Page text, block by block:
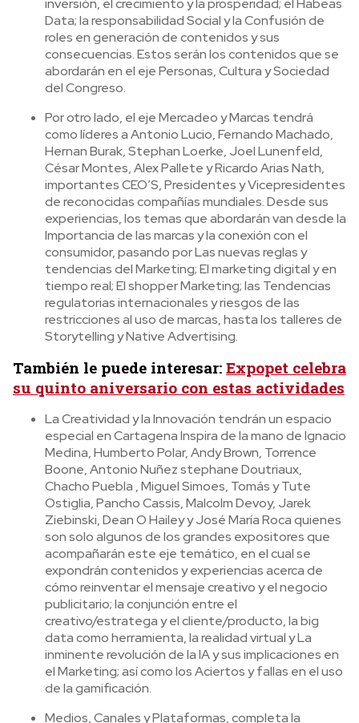
inversión, el crecimiento y la prosperidad; el Habeas
Data; la responsabilidad Social y la Confusión de
roles en generación de contenidos y sus
consecuencias. Estos serán los contenidos que se
abordarán en el eje Personas, Cultura y Sociedad
del Congreso.
Por otro lado, el eje Mercadeo y Marcas tendrá
como líderes a Antonio Lucio, Fernando Machado,
Hernan Burak, Stephan Loerke, Joel Lunenfeld,
César Montes, Alex Pallete y Ricardo Arias Nath,
importantes CEO’S, Presidentes y Vicepresidentes
de reconocidas compañías mundiales. Desde sus
experiencias, los temas que abordarán van desde la
Importancia de las marcas y la conexión con el
consumidor, pasando por Las nuevas reglas y
tendencias del Marketing; El marketing digital y en
tiempo real; El shopper Marketing; las Tendencias
regulatorias internacionales y riesgos de las
restricciones al uso de marcas, hasta los talleres de
Storytelling y Native Advertising.
También le puede interesar: Expopet celebra
su quinto aniversario con estas actividades
La Creatividad y la Innovación tendrán un espacio
especial en Cartagena Inspira de la mano de Ignacio
Medina, Humberto Polar, Andy Brown, Torrence
Boone, Antonio Nuñez stephane Doutriaux,
Chacho Puebla , Miguel Simoes, Tomás y Tute
Ostiglia, Pancho Cassis, Malcolm Devoy, Jarek
Ziebinski, Dean O Hailey y José María Roca quienes
son solo algunos de los grandes expositores que
acompañarán este eje temático, en el cual se
expondrán contenidos y experiencias acerca de
cómo reinventar el mensaje creativo y el negocio
publicitario; la conjunción entre el
creativo/estratega y el cliente/producto, la big
data como herramienta, la realidad virtual y La
inminente revolución de la IA y sus implicaciones en
el Marketing; así como los Aciertos y fallas en el uso
de la gamificación.
Medios, Canales y Plataformas, completa la